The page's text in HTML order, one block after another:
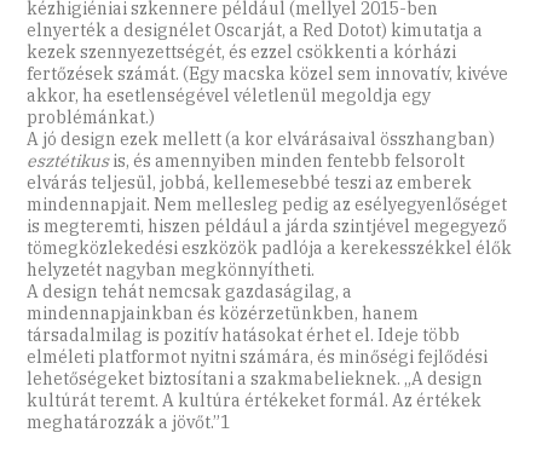
kézhigiéniai szkennere például (mellyel 2015-ben
elnyerték a designélet Oscarját, a Red Dotot) kimutatja a
kezek szennyezettségét, és ezzel csökkenti a kórházi
fertőzések számát. (Egy macska közel sem innovatív, kivéve
akkor, ha esetlenségével véletlenül megoldja egy
problémánkat.)
A jó design ezek mellett (a kor elvárásaival összhangban)
esztétikusis, és amennyiben minden fentebb felsorolt
elvárás teljesül, jobbá, kellemesebbé teszi az emberek
mindennapjait. Nem mellesleg pedig az esélyegyenlőséget
is megteremti, hiszen például a járda szintjével megegyező
tömegközlekedési eszközök padlója a kerekesszékkel élők
helyzetét nagyban megkönnyítheti.
A design tehát nemcsak gazdaságilag, a
mindennapjainkban és közérzetünkben, hanem
társadalmilag is pozitív hatásokat érhet el. Ideje több
elméleti platformot nyitni számára, és minőségi fejlődési
lehetőségeket biztosítani a szakmabelieknek. „A design
kultúrát teremt. A kultúra értékeket formál. Az értékek
meghatározzák a jövőt.”1